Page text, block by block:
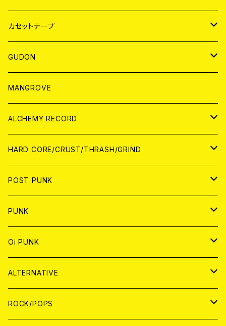
BADGE
JAPAN
WORLD
カセットテープ
JAPAN
WORLD
GUDON
アパレル
PATCH
アナログ
DIGITAL CONTENTS
MANGROVE
ALCHEMY RECORD
CD
ANALOG
HARD CORE/CRUST/THRASH/GRIND
JAPAN
CD
ANALOG
WORLD
CD
ANALOG
POST PUNK
CD
JAPAN
WORLD
ANALOG
JAPAN
WORLD
PUNK
JAPAN
CD
ANALOG
WORLD
CD
Oi PUNK
JAPAN
CD
WOLRD
ALTERNATIVE
JAPAN
ROCK/POPS